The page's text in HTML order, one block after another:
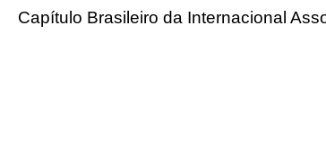
Capítulo Brasileiro da Internacional